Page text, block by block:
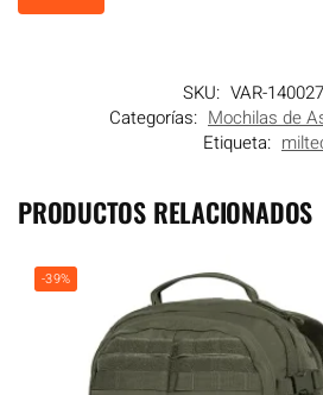
SKU: VAR-
Categorías: Mochilas de
Etiqueta:
PRODUCTOS RELACIONADOS
-39%